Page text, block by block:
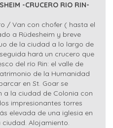
-CRUCERO RIO RIN-
/ Van con chofer ( hasta el
a Rüdesheim y breve
de la ciudad a lo largo de
hará un crucero que
del río Rin: el valle de
de la Humanidad
en St. Goar se
a la ciudad de Colonia con
impresionantes torres
elevada de una iglesia en
Alojamiento.